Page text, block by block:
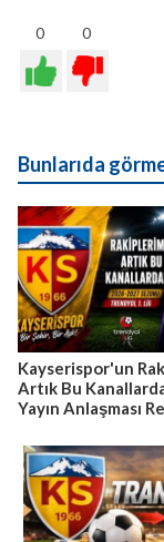
0 0
Bunlarıda
Kayserispor'un
Artık Bu
Yayın Anlaşması